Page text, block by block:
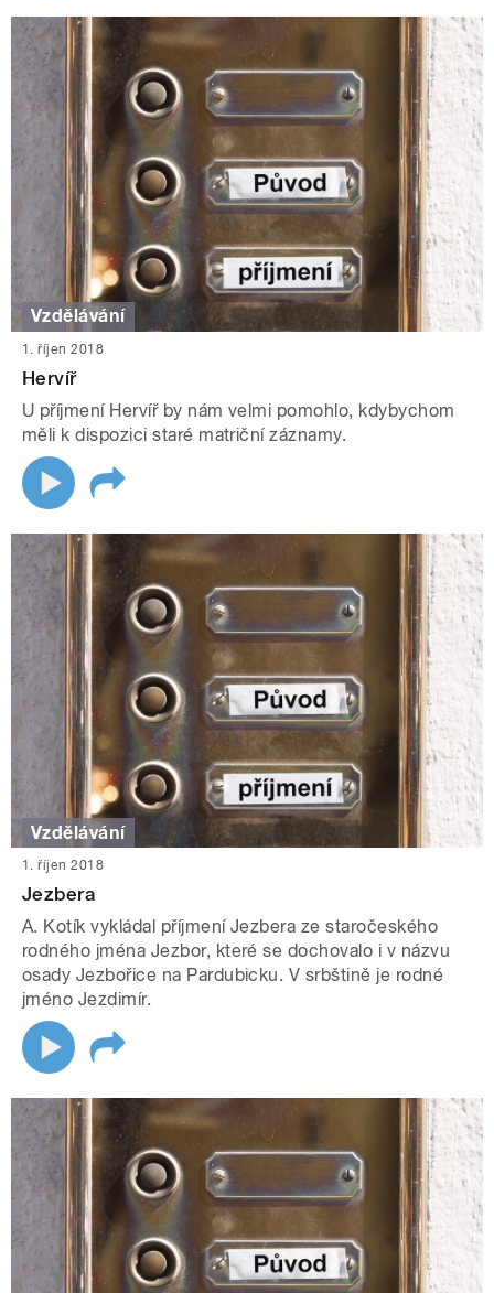
Vzdělávání
1. říjen 2018
Hervíř
U příjmení Hervíř by nám velmi pomohlo, kdybychom
měli k dispozici staré matriční záznamy.
Vzdělávání
1. říjen 2018
Jezbera
A. Kotík vykládal příjmení Jezbera ze staročeského
rodného jména Jezbor, které se dochovalo i v názvu
osady Jezbořice na Pardubicku. V srbštině je rodné
jméno Jezdimír.